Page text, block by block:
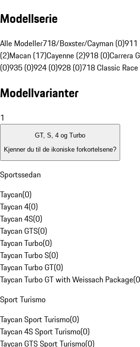
Modellserie
Alle Modeller718/Boxster/Cayman (0)911
(2)Macan (17)Cayenne (2)918 (0)Carrera
(0)935 (0)924 (0)928 (0)718 Classic
Modellvarianter
1
GT, S, 4 og Turbo
Kjenner du til de ikoniske forkortelsene?
Sportssedan
Taycan(0)
Taycan 4(0)
Taycan 4S(0)
Taycan GTS(0)
Taycan Turbo(0)
Taycan Turbo S(0)
Taycan Turbo GT(0)
Taycan Turbo GT with Weissach Package(0
Sport Turismo
Taycan Sport Turismo(0)
Taycan 4S Sport Turismo(0)
Taycan GTS Sport Turismo(0)